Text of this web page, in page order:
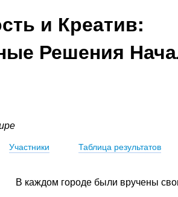
и Креатив:
Решения
Участники Таблица результатов
В каждом городе были вручены